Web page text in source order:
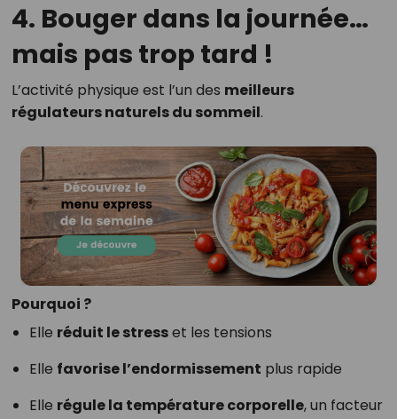
4. Bouger dans la journée…
mais pas trop tard !
L’activité physique est l’un des meilleurs
régulateurs naturels du sommeil.
Pourquoi ?
Elle réduit le stresset les tensions
Elle favorise l’endormissement plus rapide
Elle régule la température corporelle, un facteur